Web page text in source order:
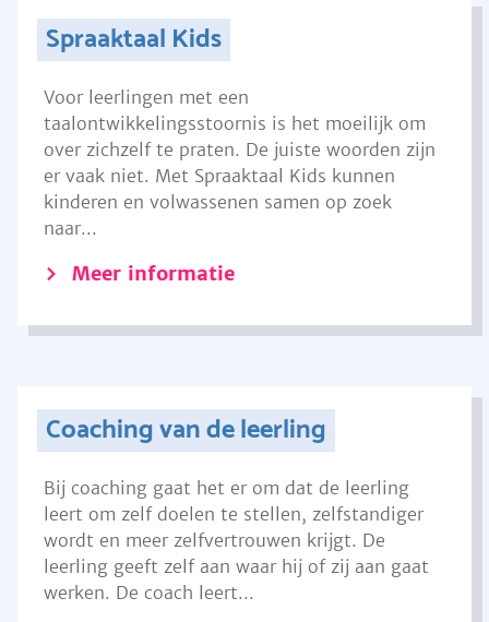
Spraaktaal Kids
Voor leerlingen met een
taalontwikkelingsstoornis is het moeilijk om
over zichzelf te praten. De juiste woorden zijn
er vaak niet. Met Spraaktaal Kids kunnen
kinderen en volwassenen samen op zoek
naar...
Meer informatie
Coaching van de leerling
Bij coaching gaat het er om dat de leerling
leert om zelf doelen te stellen, zelfstandiger
wordt en meer zelfvertrouwen krijgt. De
leerling geeft zelf aan waar hij of zij aan gaat
werken. De coach leert...